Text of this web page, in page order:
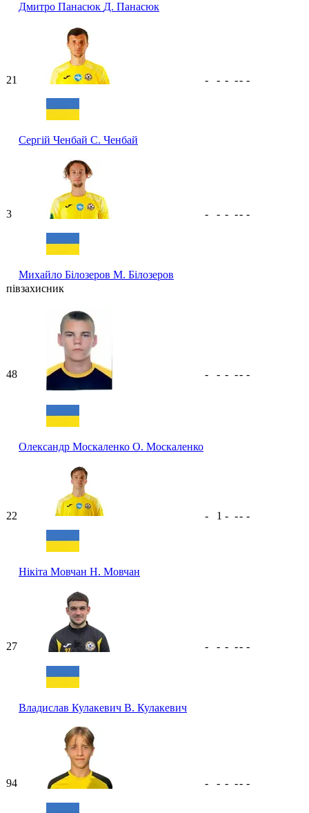
Дмитро Панасюк Д. Панасюк
21
Сергій Ченбай С. Ченбай
- - - -- -
3
Михайло Білозеров М. Білозеров
- - - -- -
півзахисник
48
Олександр Москаленко О. Москаленко
- - - -- -
22
Нікіта Мовчан Н. Мовчан
- 1 - -- -
27
Владислав Кулакевич В. Кулакевич
- - - -- -
94 - - - -- -